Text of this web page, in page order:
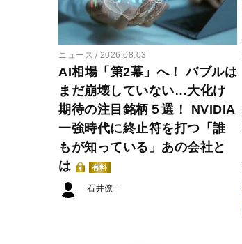
ニュース 2026.08.03
AI相場「第2幕」へ！ バブルは
まだ崩壊していない…大化け
期待の注目銘柄５選！ NVIDIA
一強時代に終止符を打つ「誰
もが知っている」あの会社と
は
有料
石井僚一